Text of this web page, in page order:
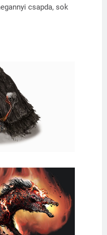
csapda, sok